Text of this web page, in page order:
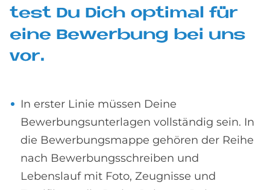
test Du Dich op­ti­mal für
eine Be­wer­bung bei uns
vor.
In erster Linie müssen Deine
Bewerbungsunterlagen vollständig sein. In
die Bewerbungsmappe gehören der Reihe
nach Bewerbungsschreiben und
Lebenslauf mit Foto, Zeugnisse und